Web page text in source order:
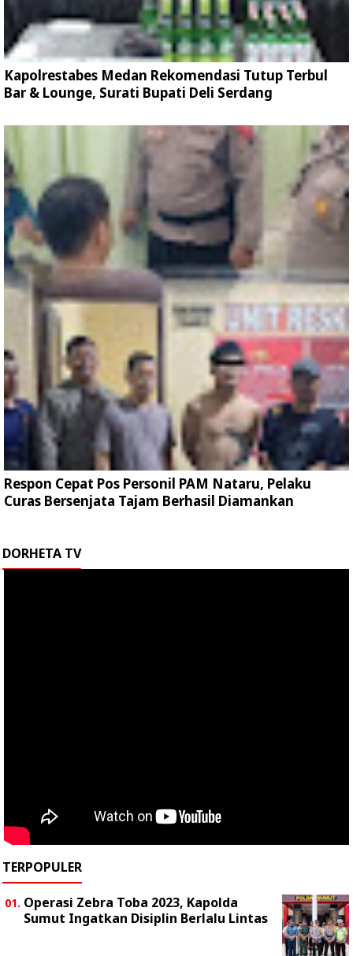
Kapolrestabes Medan Rekomendasi Tutup Terbul
Bar & Lounge, Surati Bupati Deli Serdang
Respon Cepat Pos Personil PAM Nataru, Pelaku
Curas Bersenjata Tajam Berhasil Diamankan
DORHETA TV
TERPOPULER
Operasi Zebra Toba 2023, Kapolda
Sumut Ingatkan Disiplin Berlalu Lintas